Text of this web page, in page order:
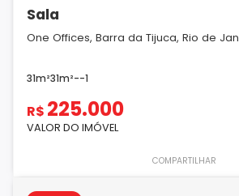
Sala
One Offices, Barra da Tijuca, Rio de
31m²31m²--1
R$ 225.000
VALOR DO IMÓVEL
COMPARTILHAR